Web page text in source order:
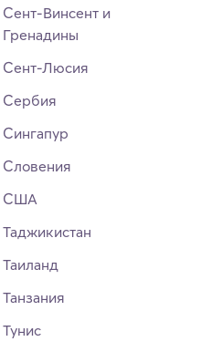
Сент-Винсент и
Гренадины
Сент-Люсия
Сербия
Сингапур
Словения
США
Таджикистан
Таиланд
Танзания
Тунис